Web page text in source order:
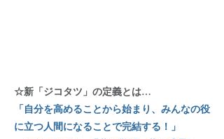
☆新「ジコタツ」の定義とは…
「自分を高めることから始まり、みんなの役
に立つ人間になることで完結する！」